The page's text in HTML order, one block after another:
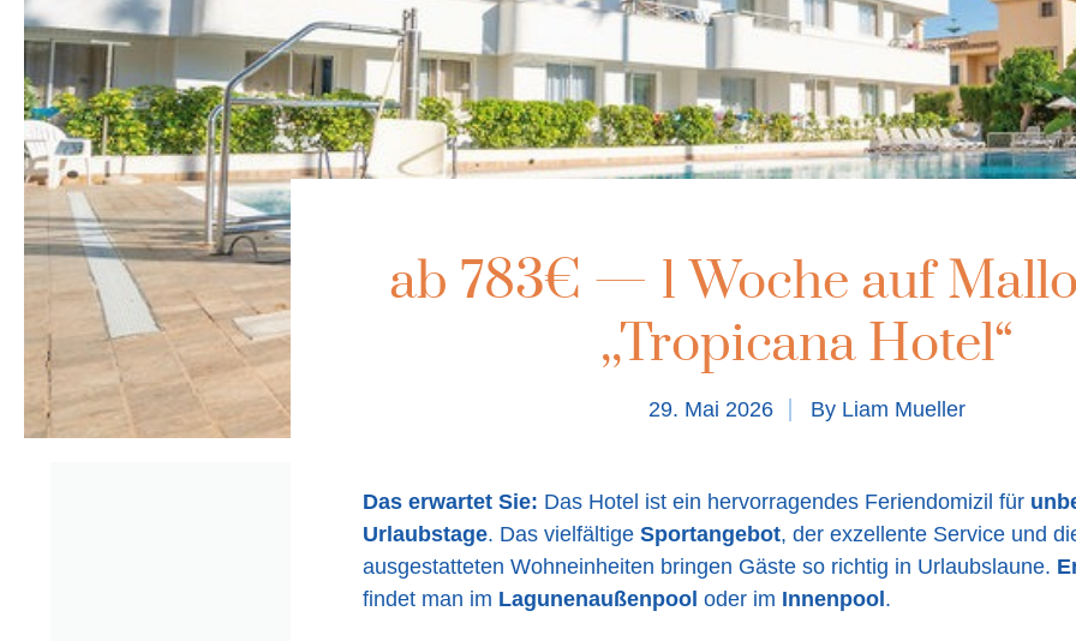
ab 783€ — 1 Woche auf
,,Tropicana Hotel“
29. Mai 2026 By Liam Mueller
Das erwartet Sie: Das Hotel ist ein hervorragendes Feriendomizil für
Urlaubstage. Das vielfältige Sportangebot, der exzellente Service und
ausgestatteten Wohneinheiten bringen Gäste so richtig in Urlaubslaune.
findet man im Lagunenaußenpool oder im Innenpool .